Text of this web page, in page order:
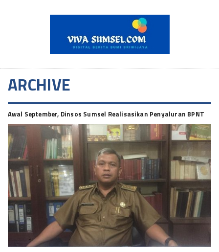
ARCHIVE
Awal September, Dinsos Sumsel Realisasikan Penyaluran BPNT